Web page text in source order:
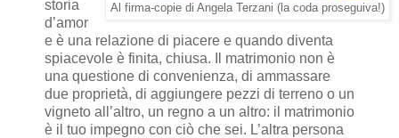
Al firma-copie di Angela Terzani (la coda proseguiva!)
storia
d’amor
e è una relazione di piacere e quando diventa
spiacevole è finita, chiusa. Il matrimonio non è
una questione di convenienza, di ammassare
due proprietà, di aggiungere pezzi di terreno o un
vigneto all’altro, un regno a un altro: il matrimonio
è il tuo impegno con ciò che sei. L’altra persona